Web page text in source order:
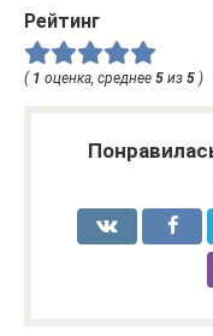
Рейтинг
( 1 оценка, среднее 5 из 5 )